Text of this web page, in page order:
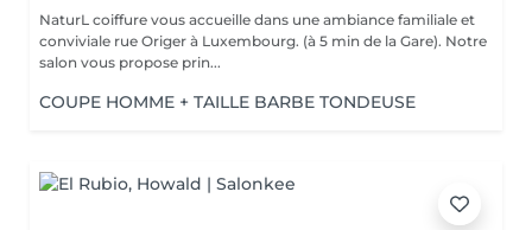
NaturL coiffure vous accueille dans une ambiance familiale et
conviviale rue Origer à Luxembourg. (à 5 min de la Gare). Notre
salon vous propose prin...
COUPE HOMME + TAILLE BARBE TONDEUSE